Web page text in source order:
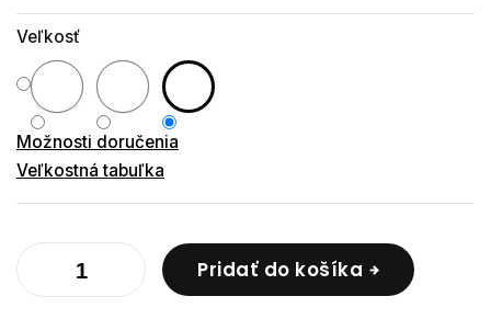
Veľkosť
Možnosti doručenia
Veľkostná tabuľka
Pridať do košíka